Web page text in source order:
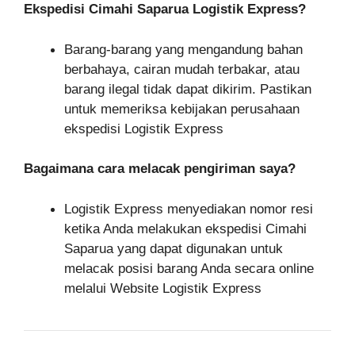
Ekspedisi Cimahi Saparua Logistik Express?
Barang-barang yang mengandung bahan
berbahaya, cairan mudah terbakar, atau
barang ilegal tidak dapat dikirim. Pastikan
untuk memeriksa kebijakan perusahaan
ekspedisi Logistik Express
Bagaimana cara melacak pengiriman saya?
Logistik Express menyediakan nomor resi
ketika Anda melakukan ekspedisi Cimahi
Saparua yang dapat digunakan untuk
melacak posisi barang Anda secara online
melalui Website Logistik Express